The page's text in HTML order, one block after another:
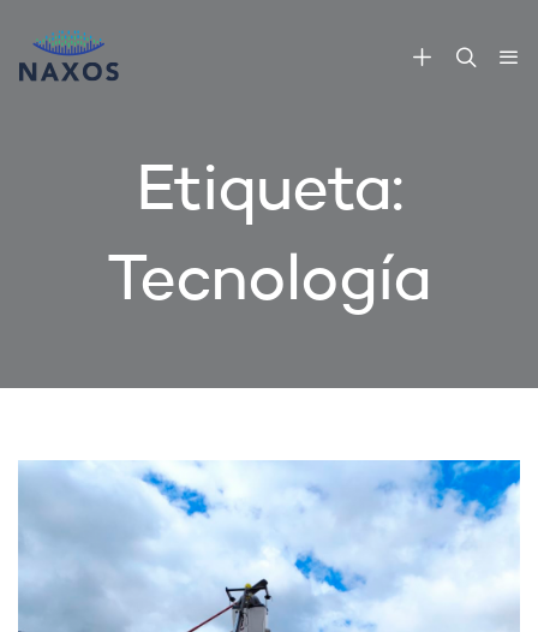
Etiqueta:
Tecnología